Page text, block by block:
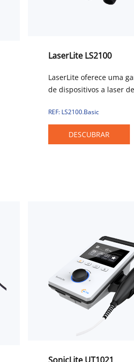
LaserLite LS2100
LaserLite oferece uma
de dispositivos a laser de
Com tamanho compacto e
pacote de bateria, garante
que o tratamento possa
REF: LS2100.Basic
DESCUBRAR
SonicLite UT1021